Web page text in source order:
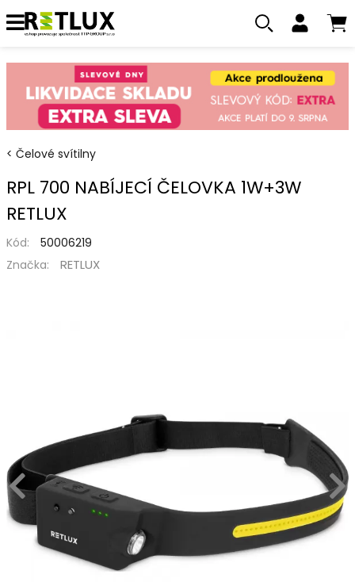
Čelové svítilny
RPL 700 NABÍJECÍ ČELOVKA 1W+3W
RETLUX
Kód:
50006219
Značka:
RETLUX